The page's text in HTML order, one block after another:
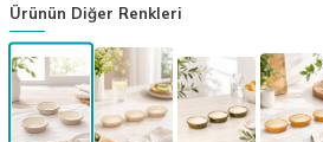
Ürünün Diğer Renkleri